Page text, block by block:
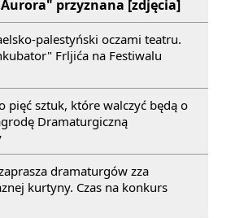
przyznana [zdjęcia]
palestyński oczami teatru.
Frljića na Festiwalu
pięć sztuk, które walczyć będą o
Dramaturgiczną
dramaturgów zza
kurtyny. Czas na konkurs